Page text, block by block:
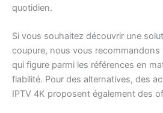
quotidien.
Si vous souhaitez découvrir une
coupure, nous vous
qui figure parmi les références en
fiabilité. Pour des alternatives, des
IPTV 4K proposent également des